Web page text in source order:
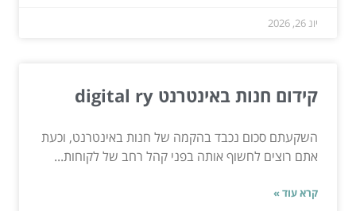
יונ 26, 2026
קידום חנות באינטרנט digital ry
השקעתם סכום נכבד בהקמה של חנות באינטרנט, וכעת
אתם רוצים לחשוף אותה בפני קהל רחב של לקוחות...
קרא עוד »